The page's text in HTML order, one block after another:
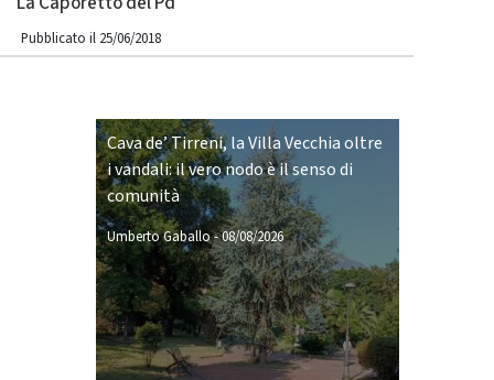
Pubblicato il 25/06/2018
Cava de’ Tirreni, la Villa Vecchia oltre
i vandali: il vero nodo è il senso di
comunità
Umberto Gaballo-08/08/2026